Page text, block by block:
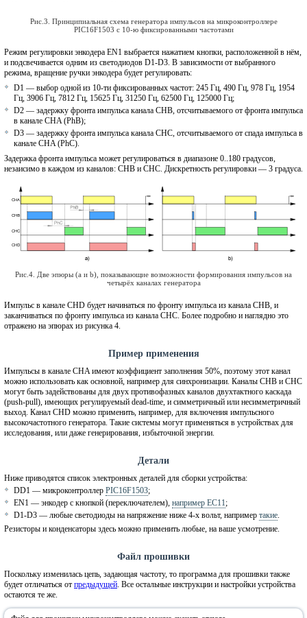
Рис.3. Принципиальная схема генератора импульсов на микроконтроллере
PIC16F1503 с 10-ю фиксированными частотами
Режим регулировки энкодера EN1 выбрается нажатием кнопки, расположенной в нём,
и подсвечивается одним из светодиодов D1-D3. В зависимости от выбранного
режима, вращение ручки энкодера будет регулировать:
D1 — выбор одной из 10-ти фиксированных частот: 245 Гц, 490 Гц, 978 Гц, 1954
Гц, 3906 Гц, 7812 Гц, 15625 Гц, 31250 Гц, 62500 Гц, 125000 Гц;
D2 — задержку фронта импульса канала CHB, отсчитываемого от фронта импульса
в канале CHA (PhB);
D3 — задержку фронта импульса канала CHC, отсчитываемого от спада импульса в
канале CHA (PhC).
Задержка фронта импульса может регулироваться в диапазоне 0..180 градусов,
незаисимо в каждом из каналов: CHB и CHC. Дискретность регулировки — 3 градуса.
Рис.4. Две эпюры (a и b), показывающие возможности формирования импульсов на
четырёх каналах генератора
Импульс в канале CHD будет начинаться по фронту импульса из канала CHB, и
заканчиваться по фронту импульса из канала CHC. Более подробно и наглядно это
отражено на эпюрах из рисунка 4.
Пример применения
Импульсы в канале CHA имеют коэффициент заполнения 50%, поэтому этот канал
можно использовать как основной, например для синхронизации. Каналы CHB и CHC
могут быть задействованы для двух противофазных каналов двухтактного каскада
(push-pull), имеющих регулируемый dead-time, и симметричный или несимметричный
выход. Канал CHD можно применить, например, для включения импульсного
высокочастотного генератора. Такие системы могут применяться в устройствах для
исследования, или даже генерирования, избыточной энергии.
Детали
Ниже приводятся список электронных деталей для сборки устройства:
DD1 — микроконтроллер PIC16F1503;
EN1 — энкодер с кнопкой (переключателем), например EC11 ;
D1-D3 — любые светодиоды на напряжение ниже 4-х вольт, например такие
Резисторы и конденсаторы здесь можно применить любые, на ваше усмотрение.
Файл прошивки
Поскольку изменилась цепь, задающая частоту, то программа для прошивки также
будет отличаться от предыдущей . Все остальные инструкции и настройки устройства
остаются те же.